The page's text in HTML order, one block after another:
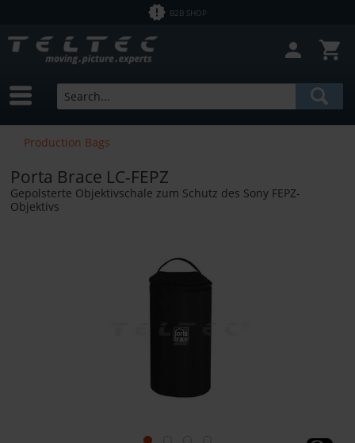
B2B SHOP
Production Bags
Porta Brace LC-FEPZ
Gepolsterte Objektivschale zum Schutz des Sony FEPZ-
Objektivs